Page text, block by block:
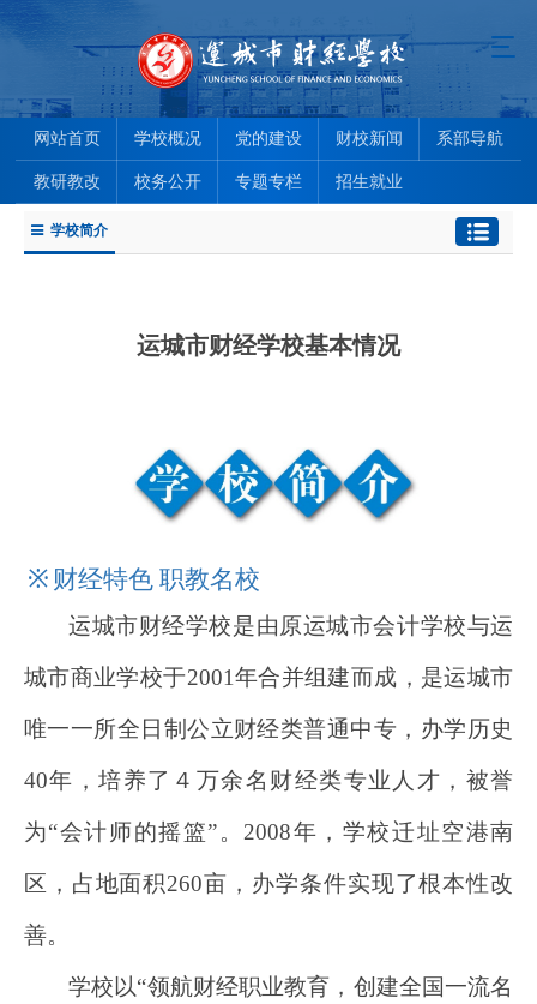
网站首页 学校概况 党的建设 财校新闻 系部导航
教研教改 校务公开 专题专栏 招生就业
学校简介
运城市财经学校基本情况
※ 财经特色 职教名校
运城市财经学校是由原运城市会计学校与运
城市商业学校于2001年合并组建而成，是运城市
唯一一所全日制公立财经类普通中专，办学历史
40年，培养了４万余名财经类专业人才，被誉
为“会计师的摇篮”。2008年，学校迁址空港南
区，占地面积260亩，办学条件实现了根本性改
善。
学校以“领航财经职业教育，创建全国一流名